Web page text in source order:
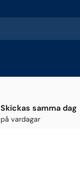
Skickas samma dag
på vardagar